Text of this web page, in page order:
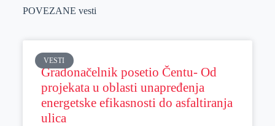
POVEZANE vesti
VESTI
Gradonačelnik posetio Čentu- Od
projekata u oblasti unapređenja
energetske efikasnosti do asfaltiranja
ulica